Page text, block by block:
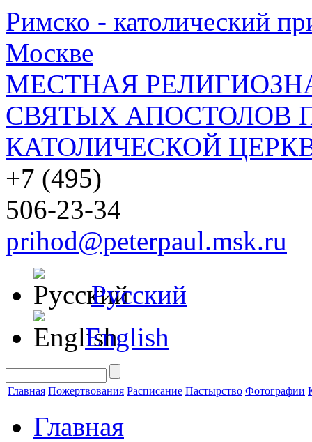
Римско - католический
Москве
МЕСТНАЯ
СВЯТЫХ АПОСТОЛОВ
КАТОЛИЧЕСКОЙ
+7 (495)
506-23-34
prihod@peterpaul.msk.ru
Русский
English
Главная Пожертвования Расписание Пастырство Фотографии
Главная